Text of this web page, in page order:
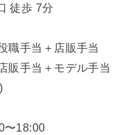
徒歩 7分
職手当＋店販手当
販手当＋モデル手当
〜18:00